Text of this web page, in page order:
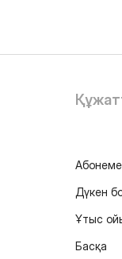
Дүкен
Ұтыс
Басқа